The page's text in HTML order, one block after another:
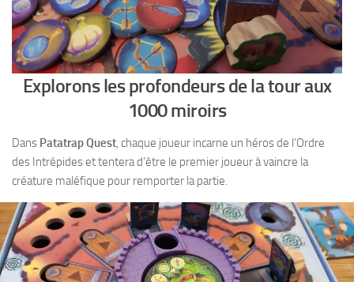
Explorons les profondeurs de la tour aux
1000 miroirs
Dans Patatrap Quest , chaque joueur incarne un héros de l’Ordre
des Intrépides et tentera d’être le premier joueur à vaincre la
créature maléfique pour remporter la partie.